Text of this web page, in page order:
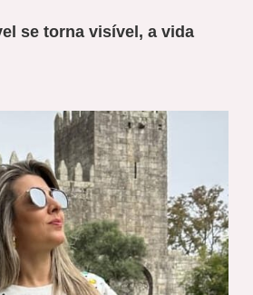
se torna visível, a vida